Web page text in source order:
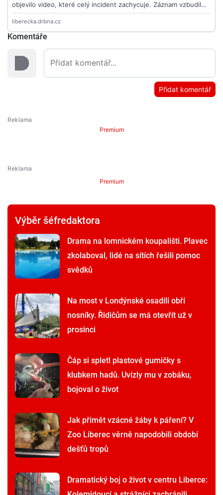
Komentáře
Přidat komentář
Premium
Premium
Výběr šéfredaktora
Drama na lomnickém koupališti. Plavec
zkolaboval, lidé na sítích řešili pomoc
svědků
Na most v Londýnské osadili obří
nosníky. Řidičům se má otevřít už v
prosinci
Čáp si spletl plastové gumičky s
klubkem hadů. Uvízly mu v zobáku,
bojoval o život
Jak přimět vzácné žáby k páření? V
Zoo Liberec věrně napodobili období
dešťů tropů
Dramatický boj o život v centru Liberce: